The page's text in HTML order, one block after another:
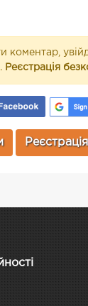
коментар,
Реєстрація
Реєстрація